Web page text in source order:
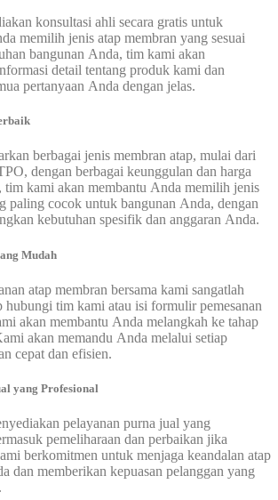
konsultasi ahli secara gratis untuk
memilih jenis atap membran yang sesuai
bangunan Anda, tim kami akan
detail tentang produk kami dan
pertanyaan Anda dengan jelas.
berbagai jenis membran atap, mulai dari
dengan berbagai keunggulan dan harga
tim kami akan membantu Anda memilih jenis
paling cocok untuk bangunan Anda, dengan
kebutuhan spesifik dan anggaran Anda.
Mudah
atap membran bersama kami sangatlah
hubungi tim kami atau isi formulir pemesanan
akan membantu Anda melangkah ke tahap
akan memandu Anda melalui setiap
cepat dan efisien.
yang Profesional
pelayanan purna jual yang
pemeliharaan dan perbaikan jika
berkomitmen untuk menjaga keandalan atap
dan memberikan kepuasan pelanggan yang